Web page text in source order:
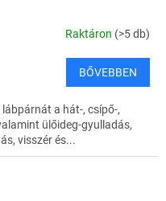
Raktáron (>5 db)
BŐVEBBEN
a hát-, csípő-,
ülőideg-gyulladás,
visszér és...